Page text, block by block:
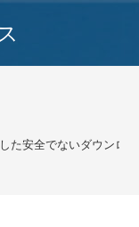
た安全でないダウンロ